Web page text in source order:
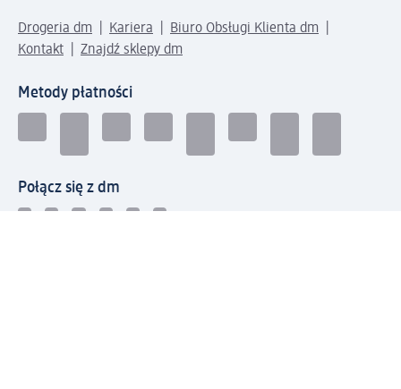
Drogeria dm Kariera
Biuro Obsługi Klienta dm
Kontakt
Znajdź sklepy dm
Metody płatności
Połącz się z dm